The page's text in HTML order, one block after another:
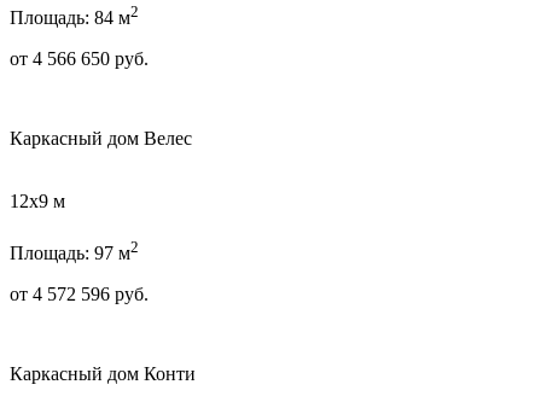
Площадь: 84 м2
от 4 566 650 руб.
Каркасный дом Велес
12х9 м
Площадь: 97 м2
от 4 572 596 руб.
Каркасный дом Конти